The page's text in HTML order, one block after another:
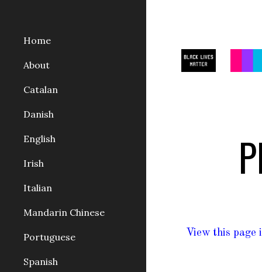
Home
About
Catalan
Danish
English
Irish
Italian
Mandarin Chinese
Portuguese
Spanish
View this page